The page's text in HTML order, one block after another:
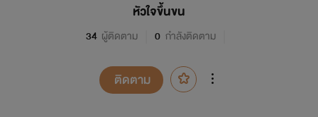
หัวใจขึ้นขน
34 ผู้ติดตาม 0 กำลังติดตาม
ติดตาม